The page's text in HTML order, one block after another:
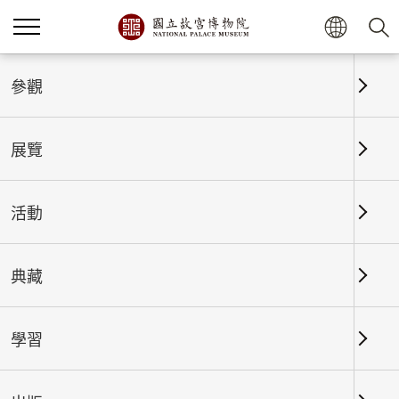
首頁
展覽回顧
日期區間
參觀
展覽
活動
典藏
學習